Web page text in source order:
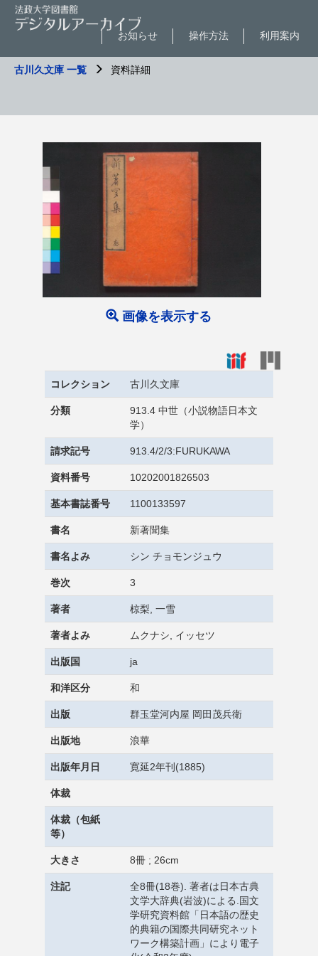
利用案内
操作方法
お知らせ
古川久文庫 一覧 資料詳細
画像を表示する
コレクション 古川久文庫
分類
913.4 中世（小説物語日本文
学）
請求記号 913.4/2/3:FURUKAWA
資料番号 10202001826503
基本書誌番号 1100133597
書名 新著聞集
書名よみ シン チョモンジュウ
巻次 3
著者 椋梨, 一雪
著者よみ ムクナシ, イッセツ
出版国 ja
和洋区分 和
出版 群玉堂河内屋 岡田茂兵衛
出版地 浪華
出版年月日 寛延2年刊(1885)
体裁
体裁（包紙
等）
大きさ 8冊 ; 26cm
注記
全8冊(18巻). 著者は日本古典
文学大辞典(岩波)による.国文
学研究資料館「日本語の歴史
的典籍の国際共同研究ネット
ワーク構築計画」により電子